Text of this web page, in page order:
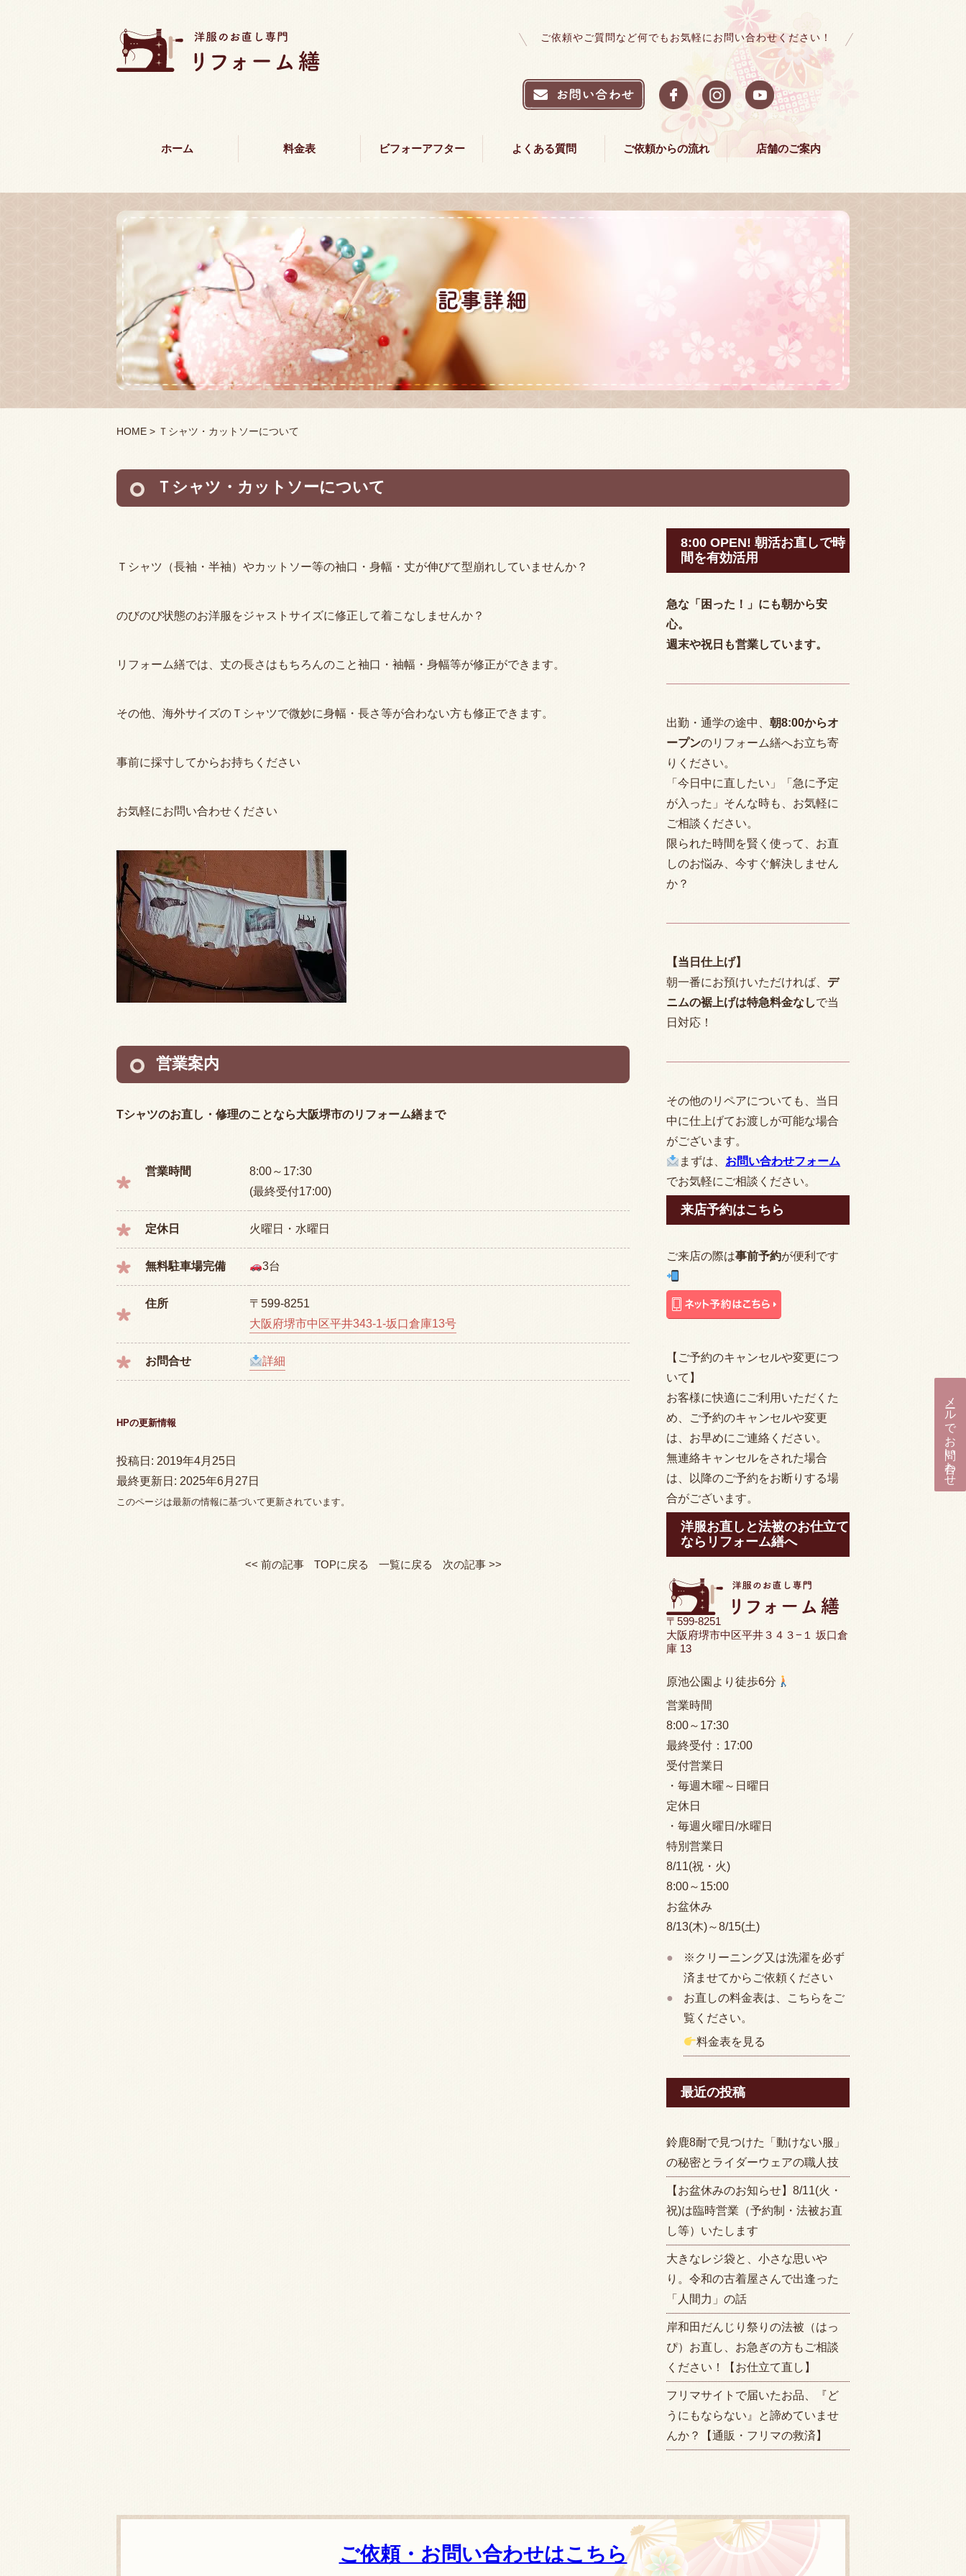
ご依頼やご質問など何でもお気軽にお問い合わせください！
ホーム 料金表 ビフォーアフター よくある質問 ご依頼からの流れ 店舗のご案内
メールでお問い合わせ
HOME > Ｔシャツ・カットソーについて
Ｔシャツ・カットソーについて
Ｔシャツ（長袖・半袖）やカットソー等の袖口・身幅・丈が伸びて型崩れしていませんか？
のびのび状態のお洋服をジャストサイズに修正して着こなしませんか？
リフォーム繕では、丈の長さはもちろんのこと袖口・袖幅・身幅等が修正ができます。
その他、海外サイズのＴシャツで微妙に身幅・長さ等が合わない方も修正できます。
事前に採寸してからお持ちください
お気軽にお問い合わせください
営業案内
Tシャツのお直し・修理のことなら大阪堺市のリフォーム繕まで
営業時間
8:00～17:30
(最終受付17:00)
定休日 火曜日・水曜日
無料駐車場完備 3台
住所
〒599-8251
大阪府堺市中区平井343-1-坂口倉庫13号
お問合せ 詳細
HPの更新情報
投稿日: 2019年4月25日
最終更新日: 2025年6月27日
このページは最新の情報に基づいて更新されています。
<< 前の記事 TOPに戻る 一覧に戻る 次の記事 >>
8:00 OPEN! 朝活お直しで時
間を有効活用
急な「困った！」にも朝から安
心。
週末や祝日も営業しています。
出勤・通学の途中、 朝8:00からオ
ープンのリフォーム繕へお立ち寄
りください。
「今日中に直したい」「急に予定
が入った」そんな時も、お気軽に
ご相談ください。
限られた時間を賢く使って、お直
しのお悩み、今すぐ解決しません
か？
【当日仕上げ】
朝一番にお預けいただければ、 デ
ニムの裾上げは特急料金なしで当
日対応！
その他のリペアについても、当日
中に仕上げてお渡しが可能な場合
がございます。
まずは、 お問い合わせフォーム
でお気軽にご相談ください。
来店予約はこちら
ご来店の際は事前予約が便利です
【ご予約のキャンセルや変更につ
いて】
お客様に快適にご利用いただくた
め、ご予約のキャンセルや変更
は、お早めにご連絡ください。
無連絡キャンセルをされた場合
は、以降のご予約をお断りする場
合がございます。
洋服お直しと法被のお仕立て
ならリフォーム繕へ
〒599-8251
大阪府堺市中区平井３４３−１ 坂口倉
庫 13
原池公園より徒歩6分
営業時間
8:00～17:30
最終受付： 17:00
受付営業日
・毎週木曜～日曜日
定休日
・毎週火曜日/水曜日
特別営業日
8/11(祝・火)
8:00～15:00
お盆休み
8/13(木)～8/15(土)
※クリーニング又は洗濯を必ず
済ませてからご依頼ください
お直しの料金表は、こちらをご
覧ください。
料金表を見る
最近の投稿
鈴鹿8耐で見つけた「動けない服」
の秘密とライダーウェアの職人技
【お盆休みのお知らせ】8/11(火・
祝)は臨時営業（予約制・法被お直
し等）いたします
大きなレジ袋と、小さな思いや
り。令和の古着屋さんで出逢った
「人間力」の話
岸和田だんじり祭りの法被（はっ
ぴ）お直し、お急ぎの方もご相談
ください！【お仕立て直し】
フリマサイトで届いたお品、『ど
うにもならない』と諦めていませ
んか？【通販・フリマの救済】
ご依頼・お問い合わせはこちら